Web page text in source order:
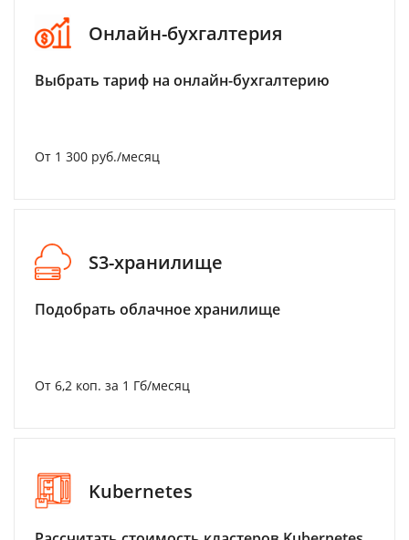
Онлайн-бухгалтерия
Выбрать тариф на онлайн-бухгалтерию
От 1 300 руб./месяц
S3-хранилище
Подобрать облачное хранилище
От 6,2 коп. за 1 Гб/месяц
Kubernetes